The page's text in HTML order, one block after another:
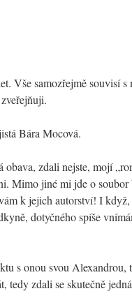
Vše samozřejmě souvisí
Bára Mocová.
zdali nejste, mojí
Mimo jiné mi jde o
k jejich autorství! I
dotyčného spíše
s onou svou Alexandrou,
zdali se skutečně